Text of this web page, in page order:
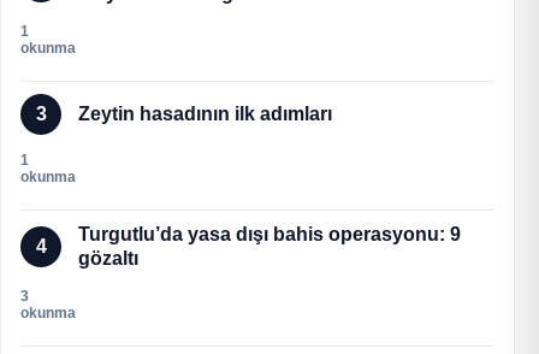
1
okunma
3 Zeytin hasadının ilk adımları
1
okunma
4
Turgutlu’da yasa dışı bahis operasyonu: 9
gözaltı
3
okunma